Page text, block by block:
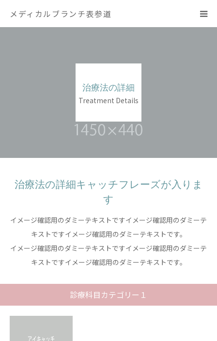
メディカルブランチ表参道
治療法の詳細
Treatment Details
治療法の詳細キャッチフレーズが入りま
す
イメージ確認用のダミーテキストですイメージ確認用のダミーテ
キストですイメージ確認用のダミーテキストです。
イメージ確認用のダミーテキストですイメージ確認用のダミーテ
キストですイメージ確認用のダミーテキストです。
診療科目カテゴリー１
中文